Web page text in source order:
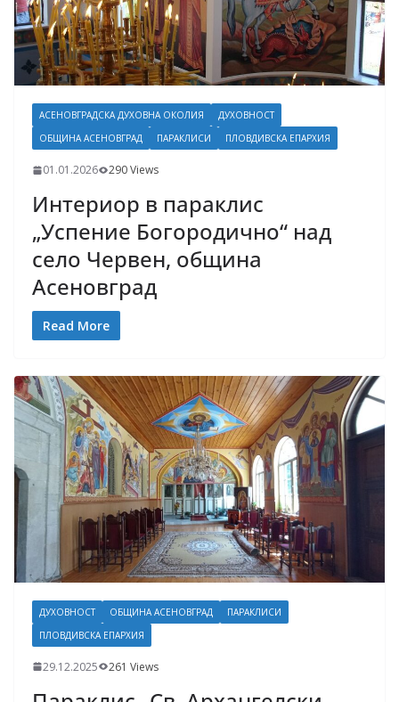
АСЕНОВГРАДСКА ДУХОВНА ОКОЛИЯ
ДУХОВНОСТ
ОБЩИНА АСЕНОВГРАД
ПАРАКЛИСИ ПЛОВДИВСКА ЕПАРХИЯ
01.01.2026 290 Views
Интериор в параклис
„Успение Богородично“ над
село Червен, община
Асеновград
Read More
ДУХОВНОСТ ОБЩИНА АСЕНОВГРАД
ПАРАКЛИСИ
ПЛОВДИВСКА ЕПАРХИЯ
29.12.2025 261 Views